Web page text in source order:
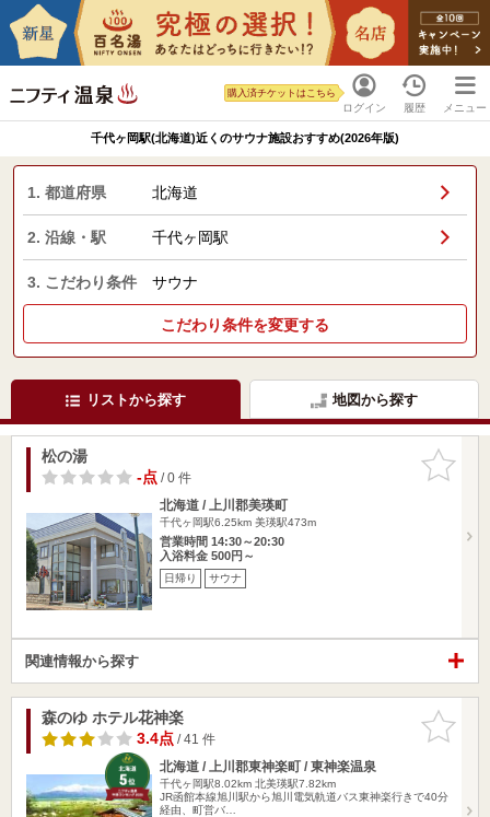
ログイン
購入済チケットはこちら
履歴 メニュー
千代ヶ岡駅(北海道)近くのサウナ施設おすすめ(2026年版)
1. 都道府県 北海道
2. 沿線・駅 千代ヶ岡駅
3. こだわり条件 サウナ
こだわり条件を変更する
リストから探す 地図から探す
お気に入
りに追加
松の湯
-点/ 0 件
北海道 / 上川郡美瑛町
千代ヶ岡駅6.25km 美瑛駅473m
営業時間 14:30～20:30
入浴料金 500円～
日帰り サウナ
関連情報から探す
お気に入
りに追加
森のゆ ホテル花神楽
3.4点/ 41 件
北海道 / 上川郡東神楽町 / 東神楽温泉
千代ヶ岡駅8.02km 北美瑛駅7.82km
JR函館本線旭川駅から旭川電気軌道バス東神楽行きで40分
経由、町営バ…